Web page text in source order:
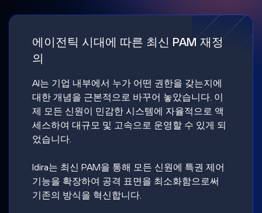
에이전틱 시대에 따른 최신 PAM 재정
의
AI는 기업 내부에서 누가 어떤 권한을 갖는지에
대한 개념을 근본적으로 바꾸어 놓았습니다. 이
제 모든 신원이 민감한 시스템에 자율적으로 액
세스하여 대규모 및 고속으로 운영할 수 있게 되
었습니다.
Idira는 최신 PAM을 통해 모든 신원에 특권 제어
기능을 확장하여 공격 표면을 최소화함으로써
기존의 방식을 혁신합니다.